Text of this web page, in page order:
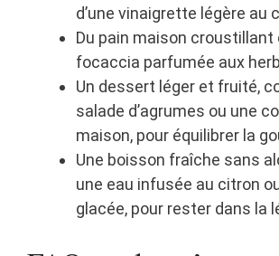
d’une vinaigrette légère au
Du pain maison croustillant
focaccia parfumée aux
Un dessert léger et fruité,
salade d’agrumes ou une
maison, pour équilibrer la
Une boisson fraîche sans
une eau infusée au citron
glacée, pour rester dans la